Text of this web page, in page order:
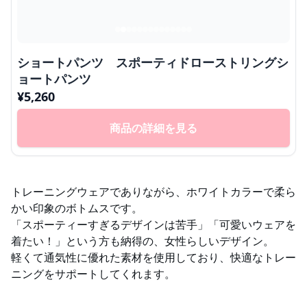
ショートパンツ スポーティドローストリングシ
ョートパンツ
¥5,260
商品の詳細を見る
トレーニングウェアでありながら、ホワイトカラーで柔ら
かい印象のボトムスです。
「スポーティーすぎるデザインは苦手」「可愛いウェアを
着たい！」という方も納得の、女性らしいデザイン。
軽くて通気性に優れた素材を使用しており、快適なトレー
ニングをサポートしてくれます。